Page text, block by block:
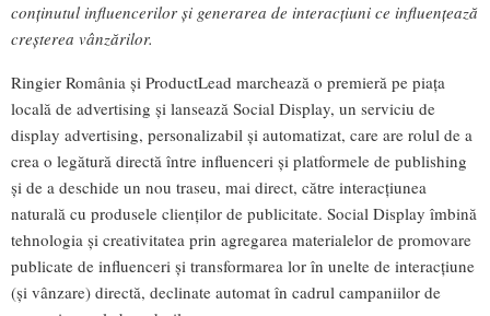
conținutul influencerilor și generarea de interacțiuni ce influențează
creșterea vânzărilor.
Ringier România și ProductLead marchează o premieră pe piața
locală de advertising și lansează Social Display, un serviciu de
display advertising, personalizabil și automatizat, care are rolul de a
crea o legătură directă între influenceri și platformele de publishing
și de a deschide un nou traseu, mai direct, către interacțiunea
naturală cu produsele clienților de publicitate. Social Display îmbină
tehnologia și creativitatea prin agregarea materialelor de promovare
publicate de influenceri și transformarea lor în unelte de interacțiune
(și vânzare) directă, declinate automat în cadrul campaniilor de